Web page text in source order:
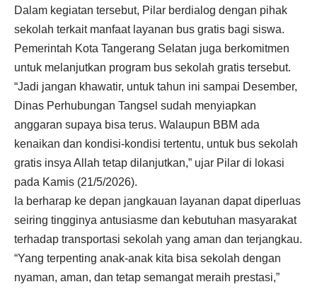
Dalam kegiatan tersebut, Pilar berdialog dengan pihak
sekolah terkait manfaat layanan bus gratis bagi siswa.
Pemerintah Kota Tangerang Selatan juga berkomitmen
untuk melanjutkan program bus sekolah gratis tersebut.
“Jadi jangan khawatir, untuk tahun ini sampai Desember,
Dinas Perhubungan Tangsel sudah menyiapkan
anggaran supaya bisa terus. Walaupun BBM ada
kenaikan dan kondisi-kondisi tertentu, untuk bus sekolah
gratis insya Allah tetap dilanjutkan,” ujar Pilar di lokasi
pada Kamis (21/5/2026).
Ia berharap ke depan jangkauan layanan dapat diperluas
seiring tingginya antusiasme dan kebutuhan masyarakat
terhadap transportasi sekolah yang aman dan terjangkau.
“Yang terpenting anak-anak kita bisa sekolah dengan
nyaman, aman, dan tetap semangat meraih prestasi,”